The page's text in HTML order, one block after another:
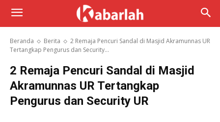
Beranda Berita
2 Remaja Pencuri Sandal di Masjid Akramunnas UR
Tertangkap Pengurus dan Security...
2 Remaja Pencuri Sandal di Masjid
Akramunnas UR Tertangkap
Pengurus dan Security UR